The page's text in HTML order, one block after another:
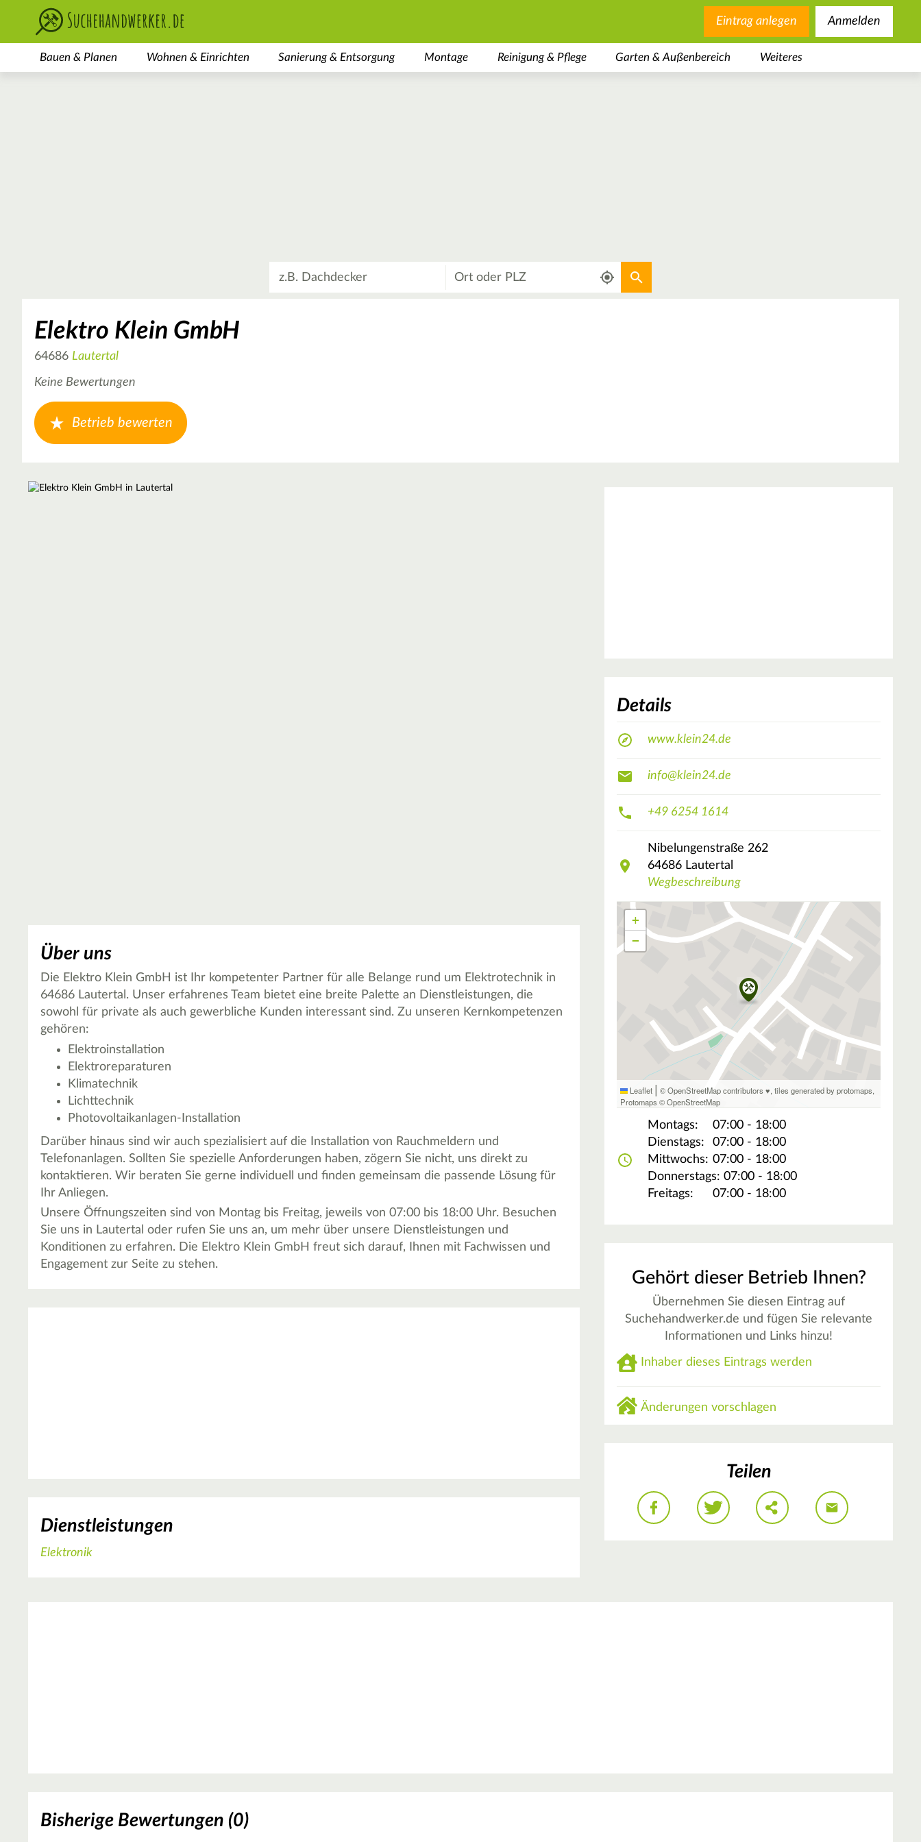
Eintrag anlegen Anmelden
Bauen & Planen Wohnen & Einrichten Sanierung & Entsorgung Montage Reinigung & Pflege Garten & Außenbereich Weiteres
Aktuellen Standort verwenden
Elektro Klein GmbH
64686 Lautertal
Keine Bewertungen
Betrieb bewerten
Über uns
Die Elektro Klein GmbH ist Ihr kompetenter Partner für alle Belange rund um Elektrotechnik in
64686 Lautertal. Unser erfahrenes Team bietet eine breite Palette an Dienstleistungen, die
sowohl für private als auch gewerbliche Kunden interessant sind. Zu unseren Kernkompetenzen
gehören:
Elektroinstallation
Elektroreparaturen
Klimatechnik
Lichttechnik
Photovoltaikanlagen-Installation
Darüber hinaus sind wir auch spezialisiert auf die Installation von Rauchmeldern und
Telefonanlagen. Sollten Sie spezielle Anforderungen haben, zögern Sie nicht, uns direkt zu
kontaktieren. Wir beraten Sie gerne individuell und finden gemeinsam die passende Lösung für
Ihr Anliegen.
Unsere Öffnungszeiten sind von Montag bis Freitag, jeweils von 07:00 bis 18:00 Uhr. Besuchen
Sie uns in Lautertal oder rufen Sie uns an, um mehr über unsere Dienstleistungen und
Konditionen zu erfahren. Die Elektro Klein GmbH freut sich darauf, Ihnen mit Fachwissen und
Engagement zur Seite zu stehen.
Dienstleistungen
Elektronik
Details
www.klein24.de
info@klein24.de
+49 6254 1614
Nibelungenstraße 262
64686 Lautertal
Wegbeschreibung
+
−
Leaflet | © OpenStreetMap contributors ♥,tiles generated by protomaps,
Protomaps ©OpenStreetMap
Montags:
07:00 - 18:00
Dienstags:
07:00 - 18:00
Mittwochs: 07:00 - 18:00
Donnerstags: 07:00 - 18:00
Freitags:
07:00 - 18:00
Gehört dieser Betrieb Ihnen?
Übernehmen Sie diesen Eintrag auf
Suchehandwerker.de und fügen Sie relevante
Informationen und Links hinzu!
Inhaber dieses Eintrags werden
Änderungen vorschlagen
Teilen
Bisherige Bewertungen (0)